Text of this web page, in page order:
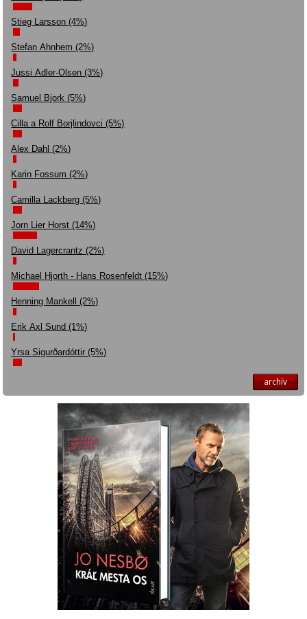
Stieg Larsson (4%)
Stefan Ahnhem (2%)
Jussi Adler-Olsen (3%)
Samuel Bjork (5%)
Cilla a Rolf Borjlindovci (5%)
Alex Dahl (2%)
Karin Fossum (2%)
Camilla Lackberg (5%)
Jorn Lier Horst (14%)
David Lagercrantz (2%)
Michael Hjorth - Hans Rosenfeldt (15%)
Henning Mankell (2%)
Erik Axl Sund (1%)
Yrsa Sigurðardóttir (5%)
archív